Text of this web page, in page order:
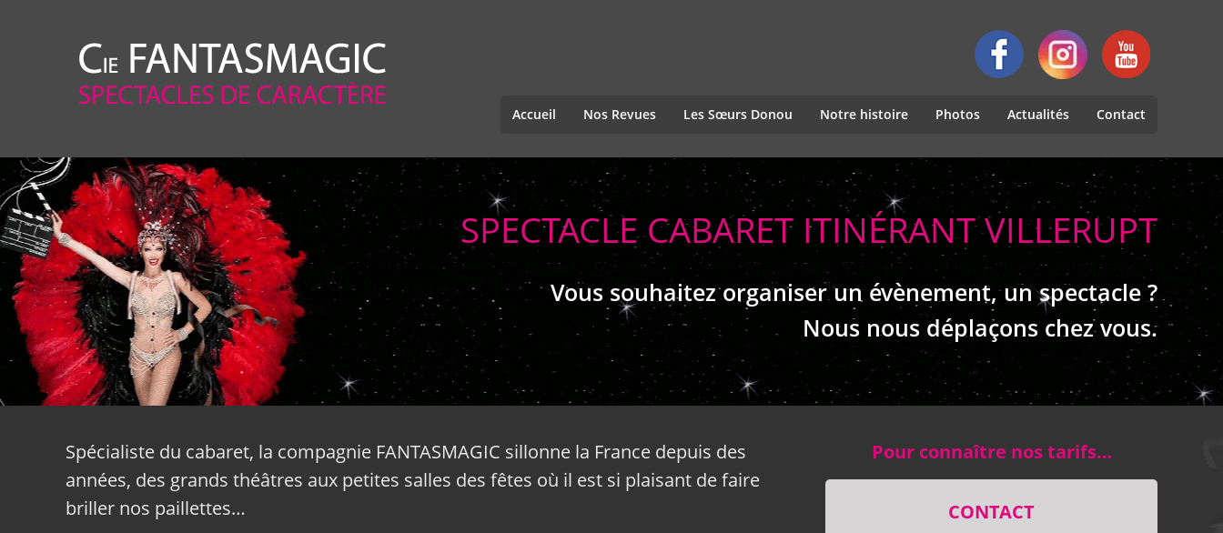
Accueil Nos Revues Les Sœurs Donou Notre histoire Photos Actualités Contact
SPECTACLE CABARET ITINÉRANT VILLERUPT
Vous souhaitez organiser un évènement, un spectacle ?
Nous nous déplaçons chez vous.
Spécialiste du cabaret, la compagnie FANTASMAGIC sillonne la France depuis des
années, des grands théâtres aux petites salles des fêtes où il est si plaisant de faire
briller nos paillettes…
Pour connaître nos tarifs…
CONTACT